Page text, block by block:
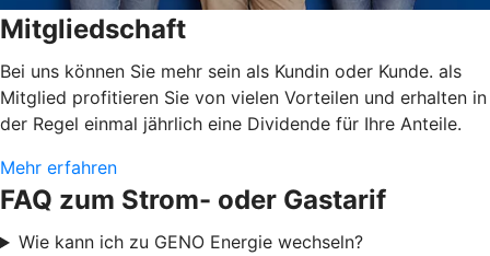
Mitgliedschaft
Bei uns können Sie mehr sein als Kundin oder Kunde. als
Mitglied profitieren Sie von vielen Vorteilen und erhalten in
der Regel einmal jährlich eine Dividende für Ihre Anteile.
Mehr erfahren
FAQ zum Strom- oder Gastarif
Wie kann ich zu GENO Energie wechseln?